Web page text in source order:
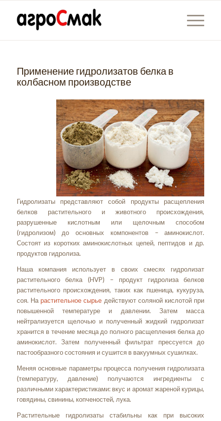
Применение гидролизатов белка в
колбасном производстве
Гидролизаты представляют собой продукты расщепления
белков растительного и животного происхождения,
разрушенные кислотным или щелочным способом
(гидролизом) до основных компонентов – аминокислот.
Состоят из коротких аминокислотных цепей, пептидов и др.
продуктов гидролиза.
Наша компания использует в своих смесях гидролизат
растительного белка (HVP) – продукт гидролиза белков
растительного происхождения, таких как пшеница, кукуруза,
соя. Нарастительное сырье действуют соляной кислотой при
повышенной температуре и давлении. Затем масса
нейтрализуется щелочью и полученный жидкий гидролизат
хранится в течение месяца до полного расщепления белка до
аминокислот. Затем полученный фильтрат прессуется до
пастообразного состояния и сушится в вакуумных сушилках.
Меняя основные параметры процесса получения гидролизата
(температуру, давление) получаются ингредиенты с
различными характеристиками: вкус и аромат жареной курицы,
говядины, свинины, копченостей, лука.
Растительные гидролизаты стабильны как при высоких